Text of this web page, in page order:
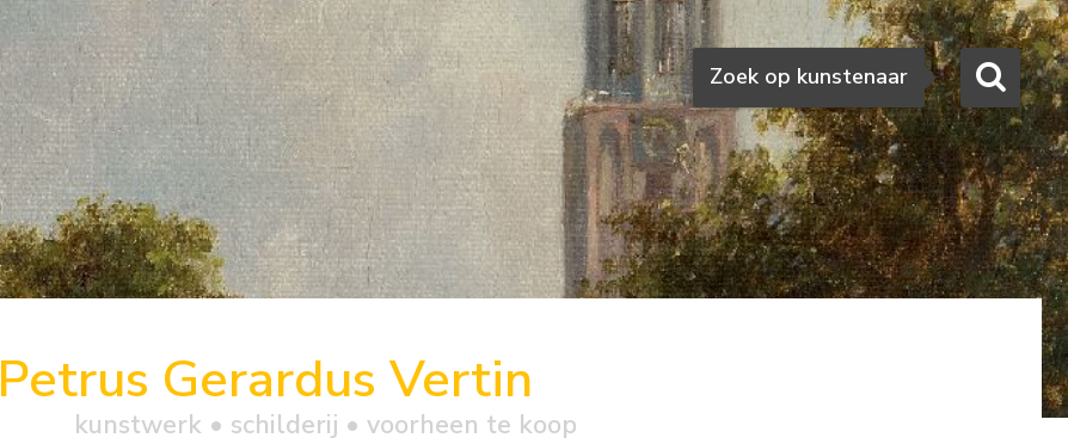
Zoeken
Zoek op kunstenaar
Petrus Gerardus Vertin
kunstwerk • schilderij • voorheen te koop